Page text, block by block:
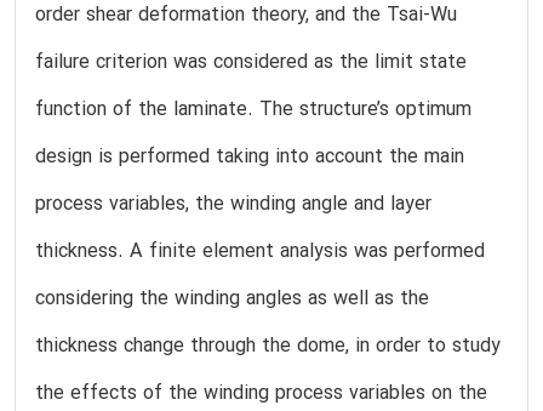
order shear deformation theory, and the Tsai-Wu
failure criterion was considered as the limit state
function of the laminate. The structure’s optimum
design is performed taking into account the main
process variables, the winding angle and layer
thickness. A finite element analysis was performed
considering the winding angles as well as the
thickness change through the dome, in order to study
the effects of the winding process variables on the